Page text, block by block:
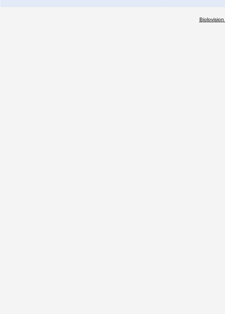
Biolovision